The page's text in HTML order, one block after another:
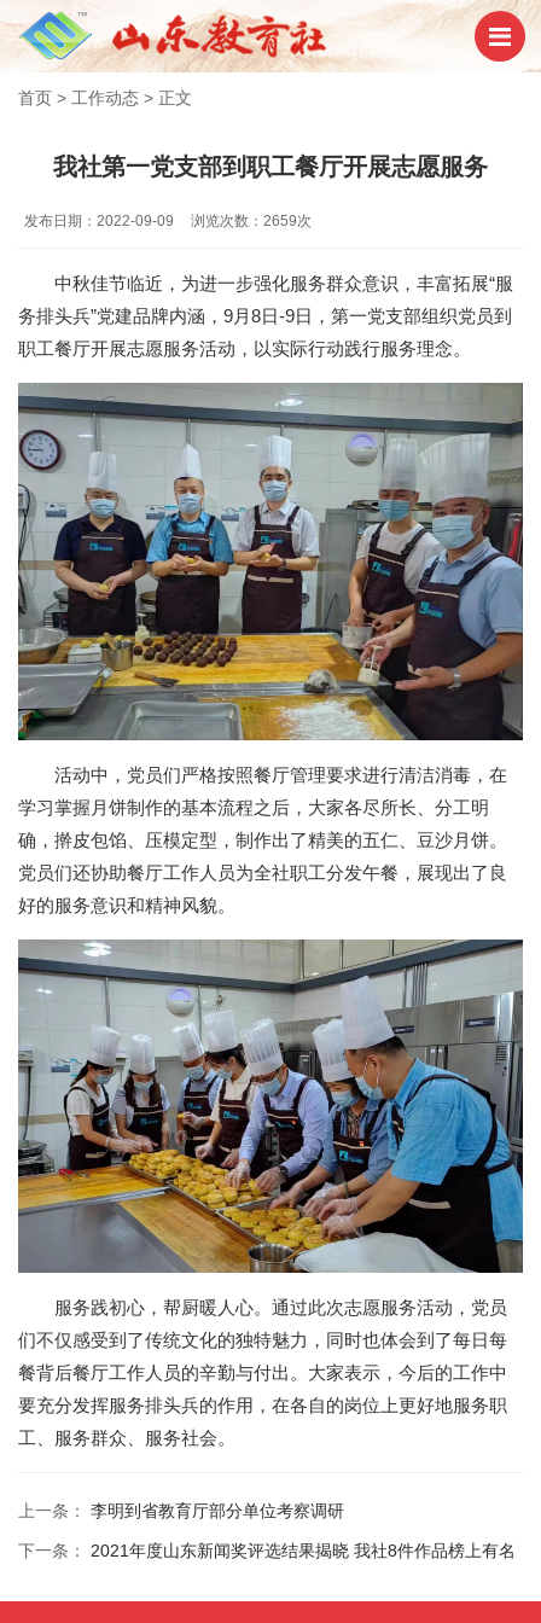
首页 > 工作动态 > 正文
我社第一党支部到职工餐厅开展志愿服务
发布日期：2022-09-09 浏览次数：2659次
中秋佳节临近，为进一步强化服务群众意识，丰富拓展“服
务排头兵”党建品牌内涵，9月8日-9日，第一党支部组织党员到
职工餐厅开展志愿服务活动，以实际行动践行服务理念。
活动中，党员们严格按照餐厅管理要求进行清洁消毒，在
学习掌握月饼制作的基本流程之后，大家各尽所长、分工明
确，擀皮包馅、压模定型，制作出了精美的五仁、豆沙月饼。
党员们还协助餐厅工作人员为全社职工分发午餐，展现出了良
好的服务意识和精神风貌。
服务践初心，帮厨暖人心。通过此次志愿服务活动，党员
们不仅感受到了传统文化的独特魅力，同时也体会到了每日每
餐背后餐厅工作人员的辛勤与付出。大家表示，今后的工作中
要充分发挥服务排头兵的作用，在各自的岗位上更好地服务职
工、服务群众、服务社会。
上一条： 李明到省教育厅部分单位考察调研
下一条： 2021年度山东新闻奖评选结果揭晓 我社8件作品榜上有名